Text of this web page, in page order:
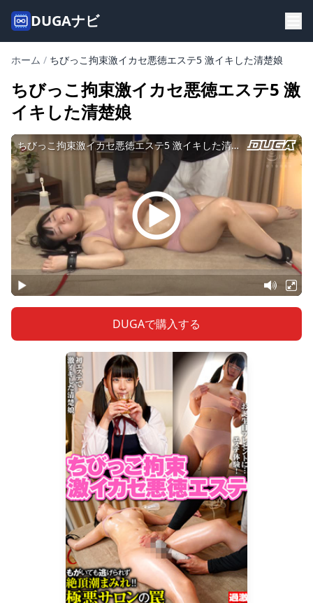
DUGAナビ
ホーム / ちびっこ拘束激イカセ悪徳エステ5 激イキした清楚娘
ちびっこ拘束激イカセ悪徳エステ5 激
イキした清楚娘
DUGAで購入する